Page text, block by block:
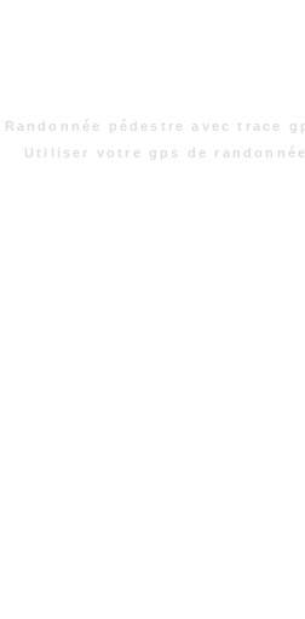
Randonnée pédestre avec trace
Utiliser votre gps de